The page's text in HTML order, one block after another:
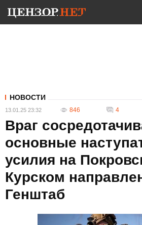
НОВОСТИ
13.01.25 23:32 846 4
Враг
основные
усилия на
Курском
Генштаб